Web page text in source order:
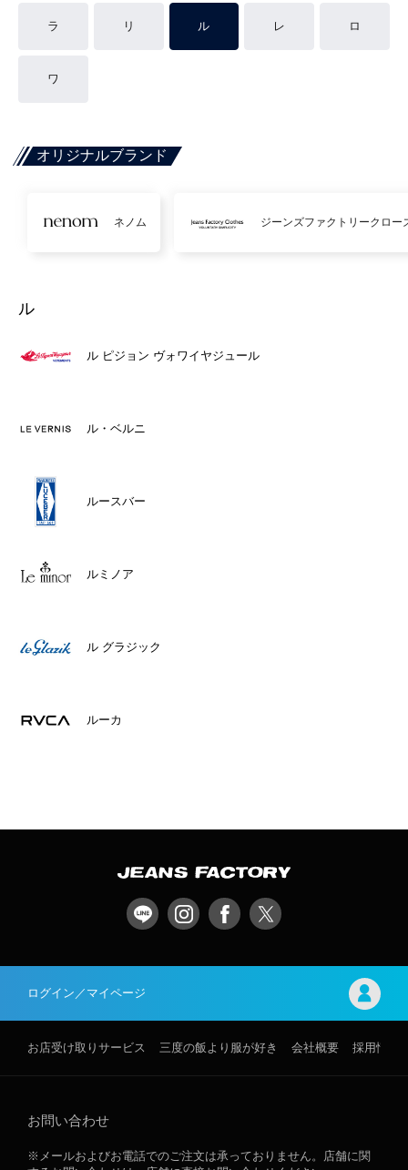
ラ リ ル レ ロ
ワ
オリジナルブランド
ネノム ジーンズファクトリークロー
ル
ル ピジョン ヴォワイヤジュール
ル・ベルニ
ルースバー
ルミノア
ル グラジック
ルーカ
ログイン／マイページ
お店受け取りサービス 三度の飯より服が好き 会社概要 採用情報
お問い合わせ
※メールおよびお電話でのご注文は承っておりません。店舗に関